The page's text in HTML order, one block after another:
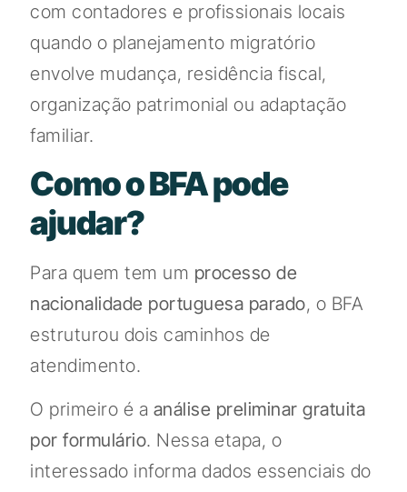
com contadores e profissionais locais
quando o planejamento migratório
envolve mudança, residência fiscal,
organização patrimonial ou adaptação
familiar.
Como o BFA pode
ajudar?
Para quem tem um processo de
nacionalidade portuguesa parado, o BFA
estruturou dois caminhos de
atendimento.
O primeiro é a análise preliminar gratuita
por formulário. Nessa etapa, o
interessado informa dados essenciais do